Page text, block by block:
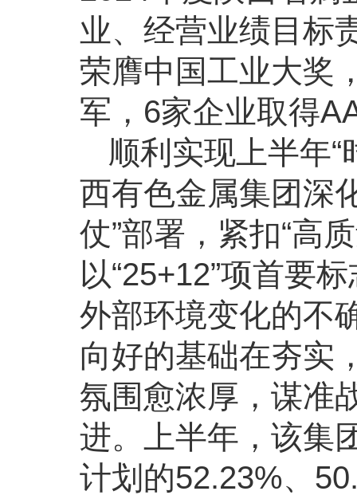
业、经营业绩目标
荣膺中国工业大奖
军，6家企业取得
顺利实现上半年
西有色金属集团深
仗”部署，紧扣“高
以“25+12”项首要
外部环境变化的不
向好的基础在夯实
氛围愈浓厚，谋准
进。上半年，该集
计划的52.23%、